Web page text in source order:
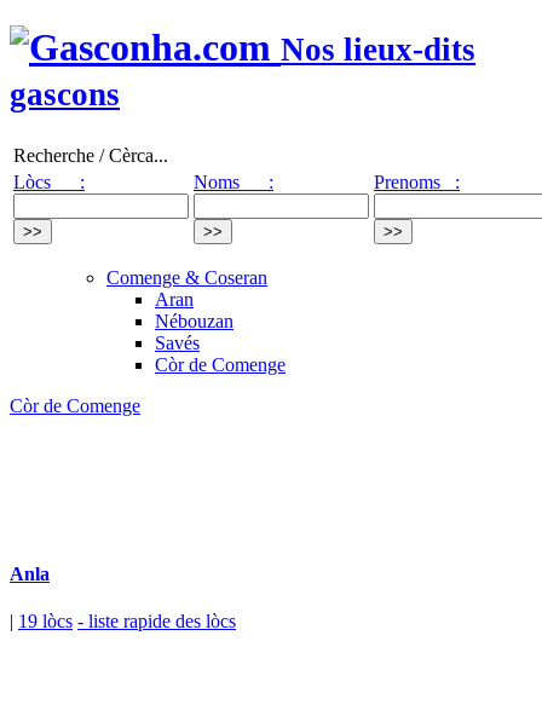
Nos lieux-dits
gascons
Recherche / Cèrca...
Lòcs :
Noms : Prenoms :
Comenge & Coseran
Aran
Nébouzan
Savés
Còr de Comenge
Còr de Comenge
Anla
| 19 lòcs - liste rapide des lòcs